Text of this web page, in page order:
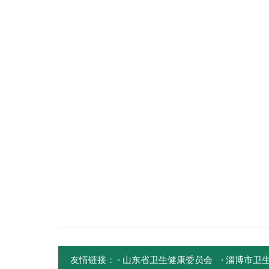
友情链接： · 山东省卫生健康委员会 · 淄博市卫